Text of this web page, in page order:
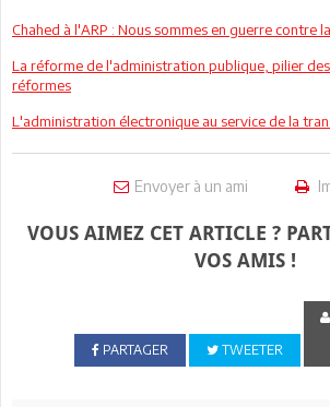
Chahed à l'ARP : Nous sommes en guerre contre
La réforme de l'administration publique, pilier
réformes
L'administration électronique au service de la
Envoyer à un ami
VOUS AIMEZ CET ARTICLE ?
VOS AMIS !
PARTAGER TWEETER